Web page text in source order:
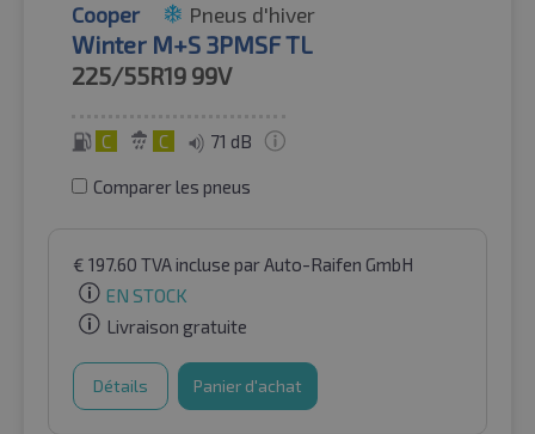
Cooper Pneus d'hiver
Winter M+S 3PMSF TL
225/55R19 99V
C C 71 dB
Comparer les pneus
€ 197.60 TVA incluse par Auto-Raifen GmbH
EN STOCK
Livraison gratuite
Détails Panier d'achat